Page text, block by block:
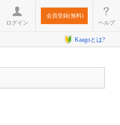
ログイン
会員登録(無料)
ヘルプ
Kaagoとは?